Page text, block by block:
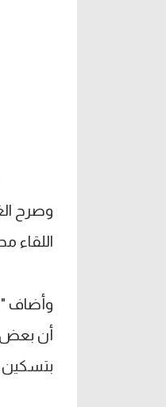
اللقاء
وأضاف
أن بعض
بتسكين